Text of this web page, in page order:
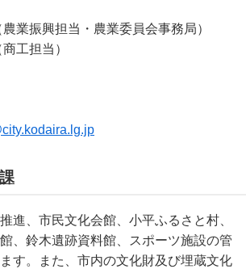
業振興担当・農業委員会事務局）
工担当）
進、市民文化会館、小平ふるさと村、
、鈴木遺跡資料館、スポーツ施設の管
す。また、市内の文化財及び埋蔵文化